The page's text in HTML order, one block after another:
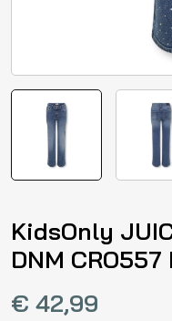
KidsOnly
DNM CRO557
€ 42,99